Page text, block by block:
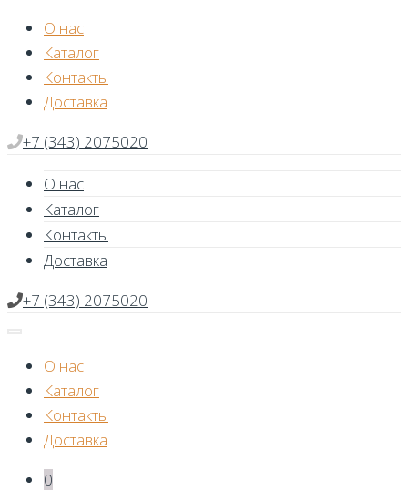
Skip
content
О нас
Каталог
Контакты
Доставка
+7 (343) 2075020
О нас
Каталог
Контакты
Доставка
+7 (343) 2075020
О нас
Каталог
Контакты
Доставка
0